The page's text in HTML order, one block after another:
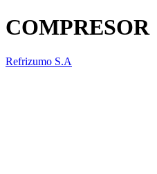
COMPRESOR
Refrizumo S.A